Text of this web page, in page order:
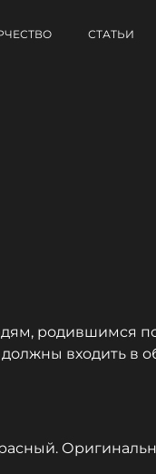
СТАТЬИ
родившимся
входить в